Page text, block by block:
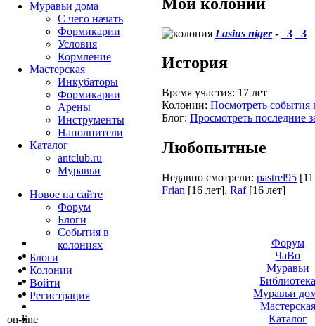
Lasius niger- _3 _3
История
Время участия: 17 лет
Колонии: Посмотреть события
Блог: Просмотреть последние
Любопытные
Недавно смотрели: pastrel95
Frian [16 лет], Raf [16 лет]
Муравьи дома
С чего начать
Формикарии
Условия
Кормление
Мастерская
Инкубаторы
Формикарии
Арены
Инструменты
Наполнители
Каталог
antclub.ru
Муравьи
Новое на сайте
Форум
Блоги
События в
колониях
Блоги
Колонии
Войти
Peгиcтpaция
on-line
Форум
ЧаВо
Муравьи
Муравьи
Мастерская
Каталог